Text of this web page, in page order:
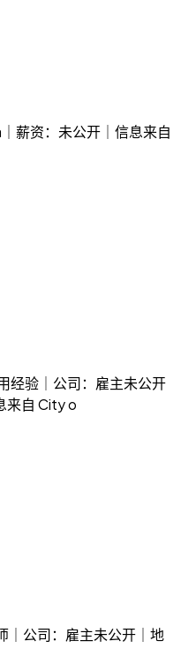
薪资：未公开｜信息来自
经验｜公司：雇主未公开
来自 City o
｜公司：雇主未公开｜地